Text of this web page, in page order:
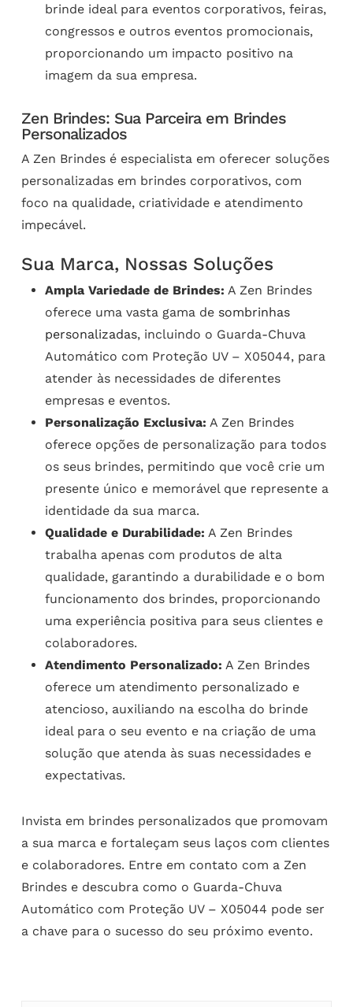
brinde ideal para eventos corporativos, feiras,
congressos e outros eventos promocionais,
proporcionando um impacto positivo na
imagem da sua empresa.
Zen Brindes: Sua Parceira em Brindes
Personalizados
A Zen Brindes é especialista em oferecer soluções
personalizadas em brindes corporativos, com
foco na qualidade, criatividade e atendimento
impecável.
Sua Marca, Nossas Soluções
Ampla Variedade de Brindes: A Zen Brindes
oferece uma vasta gama de sombrinhas
personalizadas, incluindo o Guarda-Chuva
Automático com Proteção UV – X05044, para
atender às necessidades de diferentes
empresas e eventos.
Personalização Exclusiva: A Zen Brindes
oferece opções de personalização para todos
os seus brindes, permitindo que você crie um
presente único e memorável que represente a
identidade da sua marca.
Qualidade e Durabilidade: A Zen Brindes
trabalha apenas com produtos de alta
qualidade, garantindo a durabilidade e o bom
funcionamento dos brindes, proporcionando
uma experiência positiva para seus clientes e
colaboradores.
Atendimento Personalizado: A Zen Brindes
oferece um atendimento personalizado e
atencioso, auxiliando na escolha do brinde
ideal para o seu evento e na criação de uma
solução que atenda às suas necessidades e
expectativas.
Invista em brindes personalizados que promovam
a sua marca e fortaleçam seus laços com clientes
e colaboradores. Entre em contato com a Zen
Brindes e descubra como o Guarda-Chuva
Automático com Proteção UV – X05044 pode ser
a chave para o sucesso do seu próximo evento.